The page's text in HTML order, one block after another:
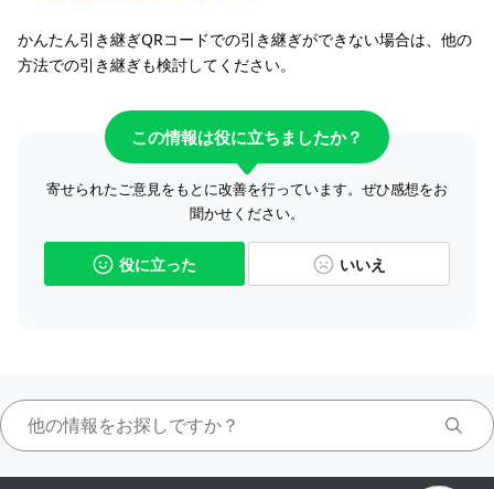
かんたん引き継ぎQRコードでの引き継ぎができない場合は、他の
方法での引き継ぎも検討してください。
この情報は役に立ちましたか？
寄せられたご意見をもとに改善を行っています。ぜひ感想をお
聞かせください。
役に立った いいえ